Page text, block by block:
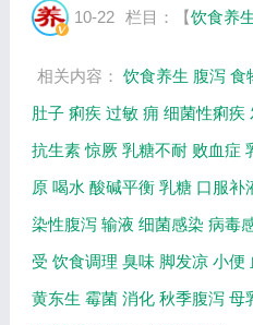
致腹泻吗，孩
10-22 栏目：【饮食养
相关内容： 饮食养生 腹泻 食
肚子 痢疾 过敏 痈 细菌性痢疾
抗生素 惊厥 乳糖不耐 败血症
原 喝水 酸碱平衡 乳糖 口服补
染性腹泻 输液 细菌感染 病毒
受 饮食调理 臭味 脚发凉 小便
黄东生 霉菌 消化 秋季腹泻 母